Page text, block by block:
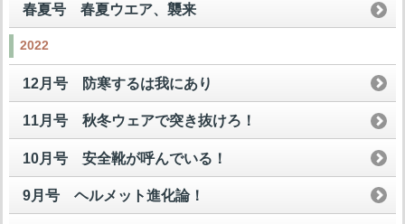
春夏号 春夏ウエア、襲来
2022
12月号 防寒するは我にあり
11月号 秋冬ウェアで突き抜けろ！
10月号 安全靴が呼んでいる！
9月号 ヘルメット進化論！